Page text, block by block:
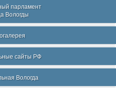
парламент
Вологды
сайты РФ
Вологда